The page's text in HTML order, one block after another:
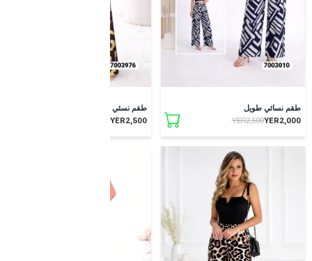
طقم نسائي طويل
YER2,000
YER2,500
طقم نسئي طويل
YER2,500